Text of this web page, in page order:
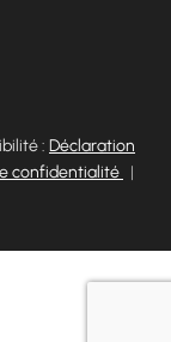
: Déclaration
confidentialité |